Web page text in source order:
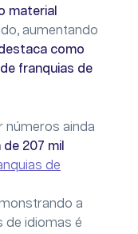
material
aumentando
como
franquias de
números ainda
207 mil
de
a
de idiomas é